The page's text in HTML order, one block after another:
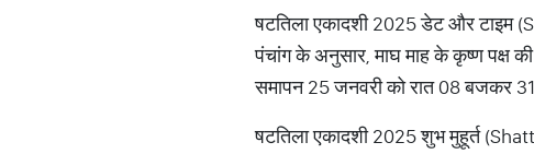
षटतिला एकादशी 2025 डेट और टाइम
पंचांग के अनुसार, माघ माह के कृष्ण पक्ष
समापन 25 जनवरी को रात 08 बजकर 31
षटतिला एकादशी 2025 शुभ मुहूर्त